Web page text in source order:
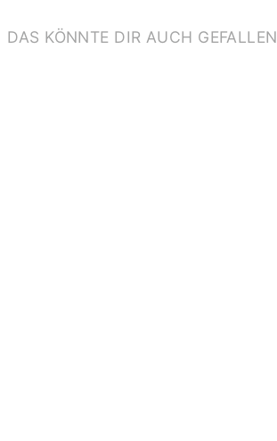
DAS KÖNNTE DIR AUCH GEFALLEN